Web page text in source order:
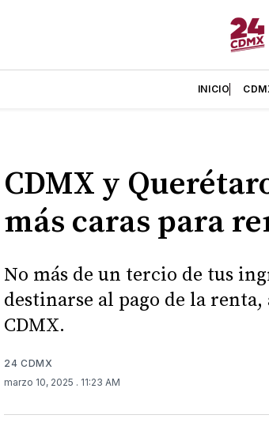
INICIO
CDMX y
más caras para
No más de un tercio de tus
destinarse al pago de la renta,
CDMX.
24 CDMX
marzo 10, 2025 . 11:23 AM